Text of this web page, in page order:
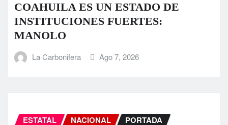
COAHUILA ES UN ESTADO DE
INSTITUCIONES FUERTES:
MANOLO
La Carbonifera Ago 7, 2026
ESTATAL NACIONAL PORTADA